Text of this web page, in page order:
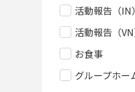
活動報告（IN）
活動報告（VN
お食事
グループホー